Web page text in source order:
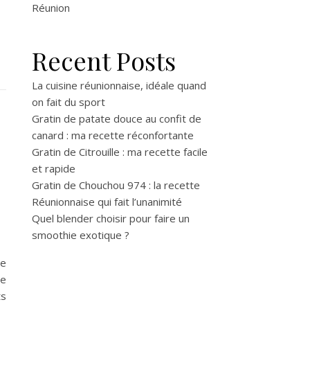
Réunion
Recent Posts
La cuisine réunionnaise, idéale quand
on fait du sport
Gratin de patate douce au confit de
canard : ma recette réconfortante
Gratin de Citrouille : ma recette facile
et rapide
Gratin de Chouchou 974 : la recette
Réunionnaise qui fait l’unanimité
Quel blender choisir pour faire un
smoothie exotique ?